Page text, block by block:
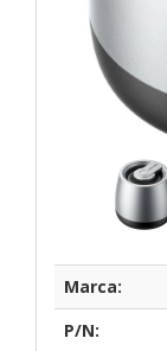
Marca:
P/N: